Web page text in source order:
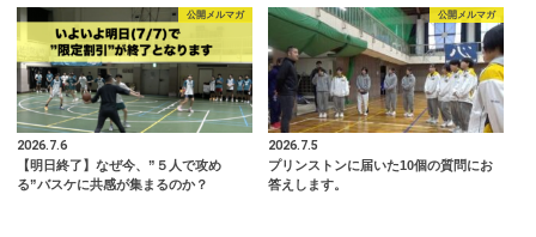
公開メルマガ
2026.7.6
【明日終了】なぜ今、”５人で攻め
る”バスケに共感が集まるのか？
公開メルマガ
2026.7.5
プリンストンに届いた10個の質問にお
答えします。